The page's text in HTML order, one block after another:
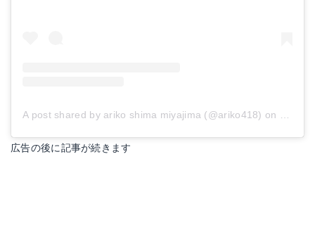
A post shared by ariko shima miyajima (@ariko418) on
広告の後に記事が続きます